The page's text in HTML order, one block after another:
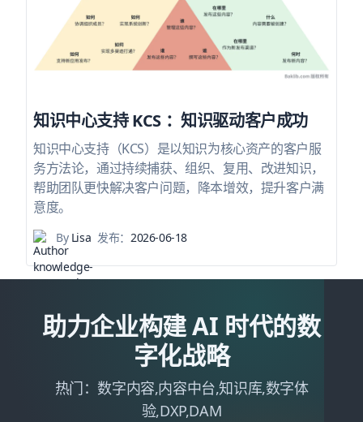
知识中心支持 KCS ：知识驱动客户成功
知识中心支持（KCS）是以知识为核心资产的客户服
务方法论，通过持续捕获、组织、复用、改进知识，
帮助团队更快解决客户问题，降本增效，提升客户满
意度。
ByLisa 发布： 2026-06-18
助力企业构建 AI 时代的数
字化战略
热门：数字内容,内容中台,知识库,数字体
验,DXP,DAM